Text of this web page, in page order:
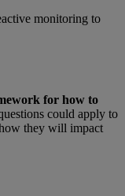
monitoring to
for how to
could apply to
they will impact